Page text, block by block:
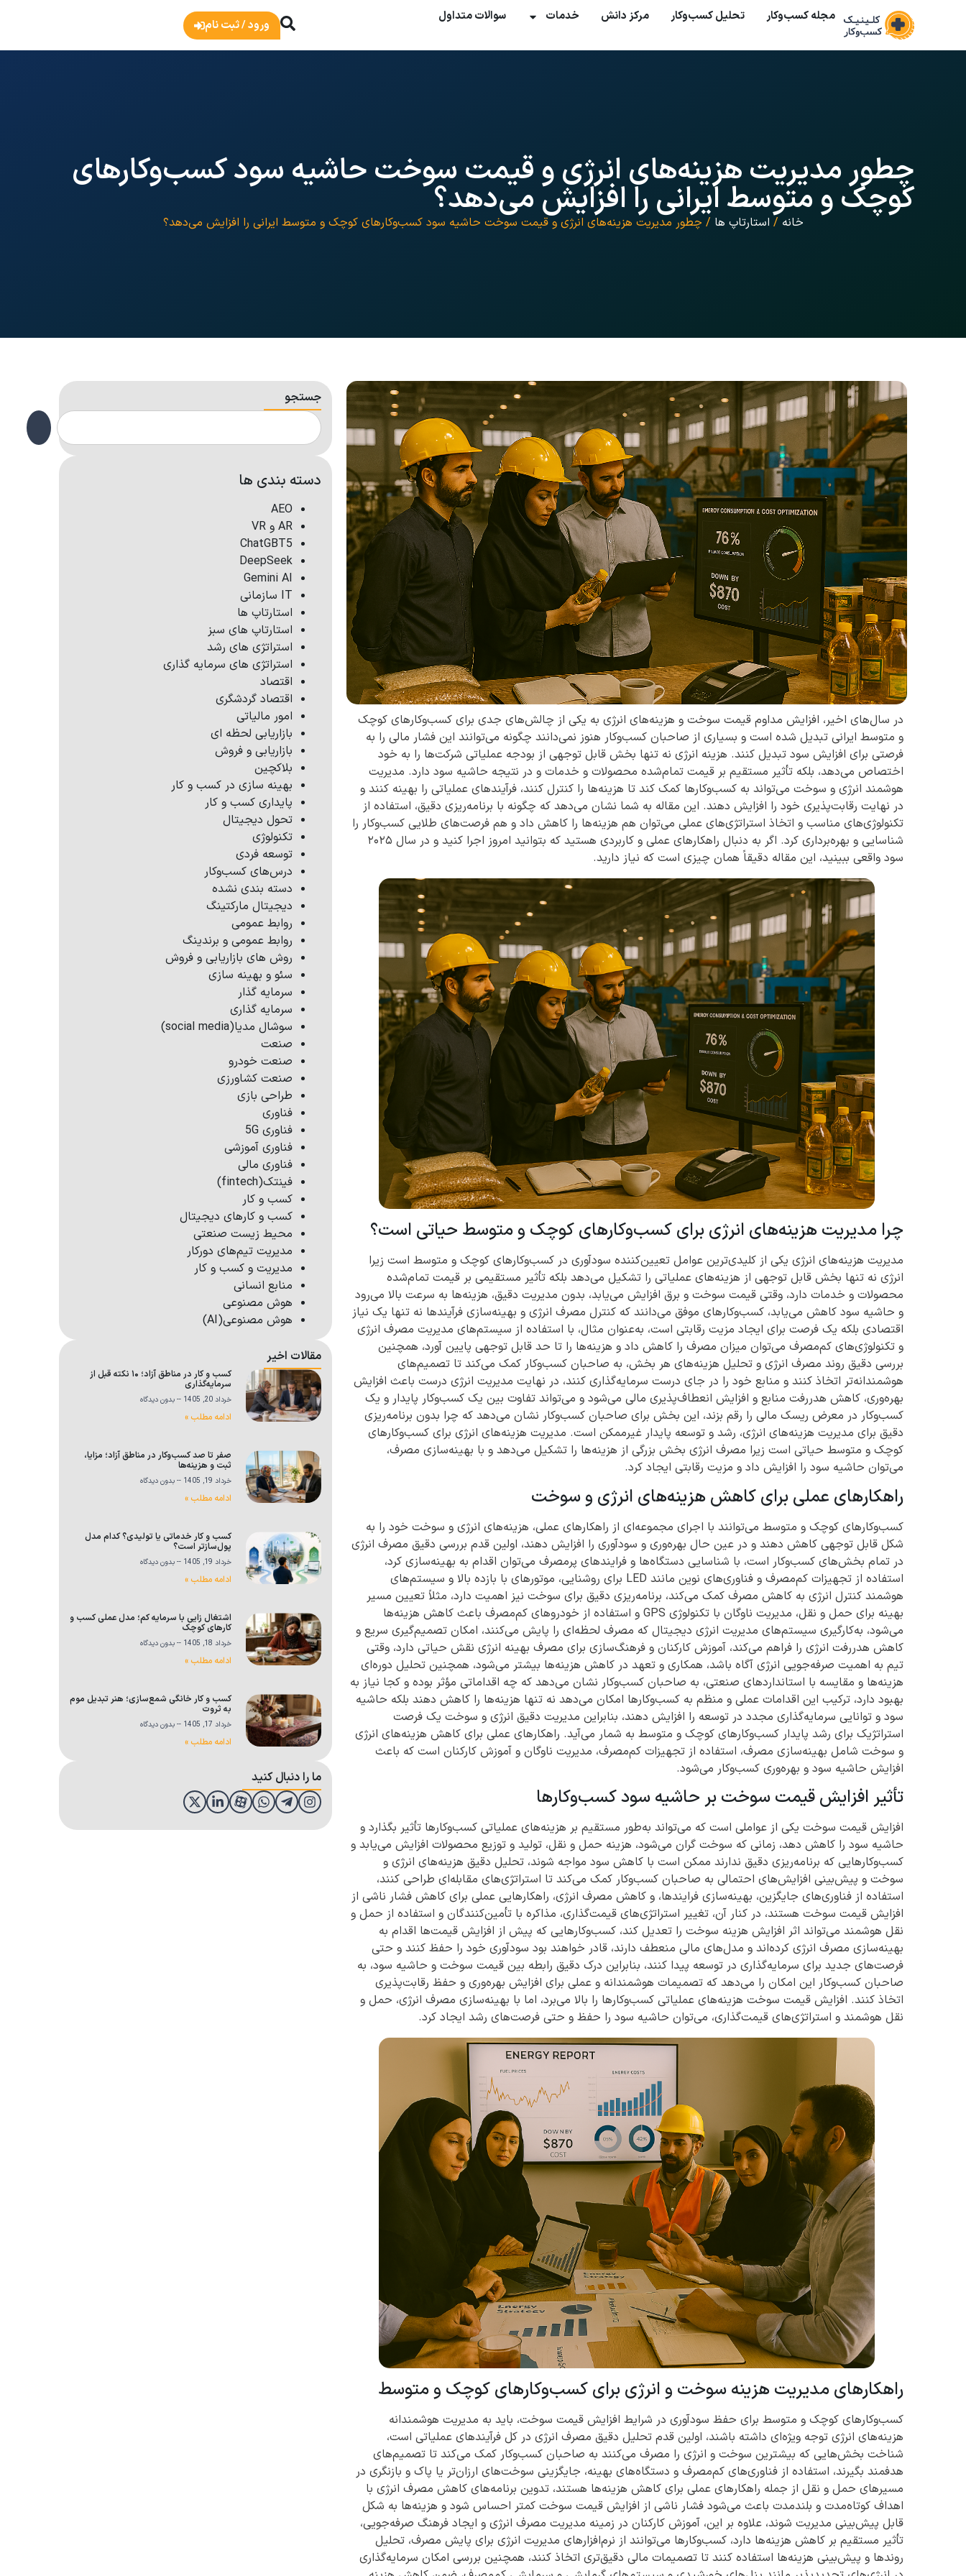
مجله کسب‌وکار تحلیل کسب‌و‌کار مرکز دانش خدمات سوالات متداول
ورود / ثبت نام
چطور مدیریت هزینه‌های انرژی و قیمت سوخت حاشیه سود کسب‌وکارهای
کوچک و متوسط ایرانی را افزایش می‌دهد؟
خانه / استارتاپ ها / چطور مدیریت هزینه‌های انرژی و قیمت سوخت حاشیه سود کسب‌وکارهای کوچک و متوسط ایرانی را افزایش می‌دهد؟
در سال‌های اخیر، افزایش مداوم قیمت سوخت و هزینه‌های انرژی به یکی از چالش‌های جدی برای کسب‌وکارهای کوچک
و متوسط ایرانی تبدیل شده است و بسیاری از صاحبان کسب‌وکار هنوز نمی‌دانند چگونه می‌توانند این فشار مالی را به
فرصتی برای افزایش سود تبدیل کنند. هزینه انرژی نه تنها بخش قابل توجهی از بودجه عملیاتی شرکت‌ها را به خود
اختصاص می‌دهد، بلکه تأثیر مستقیم بر قیمت تمام‌شده محصولات و خدمات و در نتیجه حاشیه سود دارد. مدیریت
هوشمند انرژی و سوخت می‌تواند به کسب‌وکارها کمک کند تا هزینه‌ها را کنترل کنند، فرآیندهای عملیاتی را بهینه کنند و
در نهایت رقابت‌پذیری خود را افزایش دهند. این مقاله به شما نشان می‌دهد که چگونه با برنامه‌ریزی دقیق، استفاده از
تکنولوژی‌های مناسب و اتخاذ استراتژی‌های عملی می‌توان هم هزینه‌ها را کاهش داد و هم فرصت‌های طلایی کسب‌وکار را
شناسایی و بهره‌برداری کرد. اگر به دنبال راهکارهای عملی و کاربردی هستید که بتوانید امروز اجرا کنید و در سال ۲۰۲۵
سود واقعی ببینید، این مقاله دقیقاً همان چیزی است که نیاز دارید.
چرا مدیریت هزینه‌های انرژی برای کسب‌وکارهای کوچک و متوسط حیاتی است؟
مدیریت هزینه‌های انرژی یکی از کلیدی‌ترین عوامل تعیین‌کننده سودآوری در کسب‌وکارهای کوچک و متوسط است زیرا
انرژی نه تنها بخش قابل توجهی از هزینه‌های عملیاتی را تشکیل می‌دهد بلکه تأثیر مستقیمی بر قیمت تمام‌شده
محصولات و خدمات دارد، وقتی قیمت سوخت و برق افزایش می‌یابد، بدون مدیریت دقیق، هزینه‌ها به سرعت بالا می‌رود
و حاشیه سود کاهش می‌یابد، کسب‌وکارهای موفق می‌دانند که کنترل مصرف انرژی و بهینه‌سازی فرآیندها نه تنها یک نیاز
اقتصادی بلکه یک فرصت برای ایجاد مزیت رقابتی است، به‌عنوان مثال، با استفاده از سیستم‌های مدیریت مصرف انرژی
و تکنولوژی‌های کم‌مصرف می‌توان میزان مصرف را کاهش داد و هزینه‌ها را تا حد قابل توجهی پایین آورد، همچنین
بررسی دقیق روند مصرف انرژی و تحلیل هزینه‌های هر بخش، به صاحبان کسب‌وکار کمک می‌کند تا تصمیم‌های
هوشمندانه‌تر اتخاذ کنند و منابع خود را در جای درست سرمایه‌گذاری کنند، در نهایت مدیریت انرژی درست باعث افزایش
بهره‌وری، کاهش هدررفت منابع و افزایش انعطاف‌پذیری مالی می‌شود و می‌تواند تفاوت بین یک کسب‌وکار پایدار و یک
کسب‌وکار در معرض ریسک مالی را رقم بزند، این بخش برای صاحبان کسب‌وکار نشان می‌دهد که چرا بدون برنامه‌ریزی
دقیق برای مدیریت هزینه‌های انرژی، رشد و توسعه پایدار غیرممکن است. مدیریت هزینه‌های انرژی برای کسب‌وکارهای
کوچک و متوسط حیاتی است زیرا مصرف انرژی بخش بزرگی از هزینه‌ها را تشکیل می‌دهد و با بهینه‌سازی مصرف،
می‌توان حاشیه سود را افزایش داد و مزیت رقابتی ایجاد کرد.
راهکارهای عملی برای کاهش هزینه‌های انرژی و سوخت
کسب‌وکارهای کوچک و متوسط می‌توانند با اجرای مجموعه‌ای از راهکارهای عملی، هزینه‌های انرژی و سوخت خود را به
شکل قابل توجهی کاهش دهند و در عین حال بهره‌وری و سودآوری را افزایش دهند، اولین قدم بررسی دقیق مصرف انرژی
در تمام بخش‌های کسب‌وکار است، با شناسایی دستگاه‌ها و فرایندهای پرمصرف می‌توان اقدام به بهینه‌سازی کرد،
استفاده از تجهیزات کم‌مصرف و فناوری‌های نوین مانند LED برای روشنایی، موتورهای با بازده بالا و سیستم‌های
هوشمند کنترل انرژی به کاهش مصرف کمک می‌کند، برنامه‌ریزی دقیق برای سوخت نیز اهمیت دارد، مثلاً تعیین مسیر
بهینه برای حمل و نقل، مدیریت ناوگان با تکنولوژی GPS و استفاده از خودروهای کم‌مصرف باعث کاهش هزینه‌ها
می‌شود، به‌کارگیری سیستم‌های مدیریت انرژی دیجیتال که مصرف لحظه‌ای را پایش می‌کنند، امکان تصمیم‌گیری سریع و
کاهش هدررفت انرژی را فراهم می‌کند، آموزش کارکنان و فرهنگ‌سازی برای مصرف بهینه انرژی نقش حیاتی دارد، وقتی
تیم به اهمیت صرفه‌جویی انرژی آگاه باشد، همکاری و تعهد در کاهش هزینه‌ها بیشتر می‌شود، همچنین تحلیل دوره‌ای
هزینه‌ها و مقایسه با استانداردهای صنعتی، به صاحبان کسب‌وکار نشان می‌دهد که چه اقداماتی مؤثر بوده و کجا نیاز به
بهبود دارد، ترکیب این اقدامات عملی و منظم به کسب‌وکارها امکان می‌دهد نه تنها هزینه‌ها را کاهش دهند بلکه حاشیه
سود و توانایی سرمایه‌گذاری مجدد در توسعه را افزایش دهند، بنابراین مدیریت دقیق انرژی و سوخت یک فرصت
استراتژیک برای رشد پایدار کسب‌وکارهای کوچک و متوسط به شمار می‌آید. راهکارهای عملی برای کاهش هزینه‌های انرژی
و سوخت شامل بهینه‌سازی مصرف، استفاده از تجهیزات کم‌مصرف، مدیریت ناوگان و آموزش کارکنان است که باعث
افزایش حاشیه سود و بهره‌وری کسب‌وکار می‌شود.
تأثیر افزایش قیمت سوخت بر حاشیه سود کسب‌وکارها
افزایش قیمت سوخت یکی از عواملی است که می‌تواند به‌طور مستقیم بر هزینه‌های عملیاتی کسب‌وکارها تأثیر بگذارد و
حاشیه سود را کاهش دهد، زمانی که سوخت گران می‌شود، هزینه حمل و نقل، تولید و توزیع محصولات افزایش می‌یابد و
کسب‌وکارهایی که برنامه‌ریزی دقیق ندارند ممکن است با کاهش سود مواجه شوند، تحلیل دقیق هزینه‌های انرژی و
سوخت و پیش‌بینی افزایش‌های احتمالی به صاحبان کسب‌وکار کمک می‌کند تا استراتژی‌های مقابله‌ای طراحی کنند،
استفاده از فناوری‌های جایگزین، بهینه‌سازی فرایندها، و کاهش مصرف انرژی، راهکارهایی عملی برای کاهش فشار ناشی از
افزایش قیمت سوخت هستند، در کنار آن، تغییر استراتژی‌های قیمت‌گذاری، مذاکره با تأمین‌کنندگان و استفاده از حمل و
نقل هوشمند می‌تواند اثر افزایش هزینه سوخت را تعدیل کند، کسب‌وکارهایی که پیش از افزایش قیمت‌ها اقدام به
بهینه‌سازی مصرف انرژی کرده‌اند و مدل‌های مالی منعطف دارند، قادر خواهند بود سودآوری خود را حفظ کنند و حتی
فرصت‌های جدید برای سرمایه‌گذاری در توسعه پیدا کنند، بنابراین درک دقیق رابطه بین قیمت سوخت و حاشیه سود، به
صاحبان کسب‌وکار این امکان را می‌دهد که تصمیمات هوشمندانه و عملی برای افزایش بهره‌وری و حفظ رقابت‌پذیری
اتخاذ کنند. افزایش قیمت سوخت هزینه‌های عملیاتی کسب‌وکارها را بالا می‌برد، اما با بهینه‌سازی مصرف انرژی، حمل و
نقل هوشمند و استراتژی‌های قیمت‌گذاری، می‌توان حاشیه سود را حفظ و حتی فرصت‌های رشد ایجاد کرد.
راهکارهای مدیریت هزینه سوخت و انرژی برای کسب‌وکارهای کوچک و متوسط
کسب‌وکارهای کوچک و متوسط برای حفظ سودآوری در شرایط افزایش قیمت سوخت، باید به مدیریت هوشمندانه
هزینه‌های انرژی توجه ویژه‌ای داشته باشند، اولین قدم تحلیل دقیق مصرف انرژی در کل فرآیندهای عملیاتی است،
شناخت بخش‌هایی که بیشترین سوخت و انرژی را مصرف می‌کنند به صاحبان کسب‌وکار کمک می‌کند تا تصمیم‌های
هدفمند بگیرند، استفاده از فناوری‌های کم‌مصرف و دستگاه‌های بهینه، جایگزینی سوخت‌های ارزان‌تر یا پاک و بازنگری در
مسیرهای حمل و نقل از جمله راهکارهای عملی برای کاهش هزینه‌ها هستند، تدوین برنامه‌های کاهش مصرف انرژی با
اهداف کوتاه‌مدت و بلندمدت باعث می‌شود فشار ناشی از افزایش قیمت سوخت کمتر احساس شود و هزینه‌ها به شکل
قابل پیش‌بینی مدیریت شوند، علاوه بر این، آموزش کارکنان در زمینه مدیریت مصرف انرژی و ایجاد فرهنگ صرفه‌جویی،
تأثیر مستقیم بر کاهش هزینه‌ها دارد، کسب‌وکارها می‌توانند از نرم‌افزارهای مدیریت انرژی برای پایش مصرف، تحلیل
روندها و پیش‌بینی هزینه‌ها استفاده کنند تا تصمیمات مالی دقیق‌تری اتخاذ کنند، همچنین بررسی امکان سرمایه‌گذاری
جستجو
دسته بندی ها
AEO
AR و VR
ChatGBT5
DeepSeek
Gemini AI
IT سازمانی
استارتاپ ها
استارتاپ های سبز
استراتژی های رشد
استراتژی های سرمایه گذاری
اقتصاد
اقتصاد گردشگری
امور مالیاتی
بازاریابی لحظه ای
بازاریابی و فروش
بلاکچین
بهینه سازی در کسب و کار
پایداری کسب و کار
تحول دیجیتال
تکنولوژی
توسعه فردی
درس‌های کسب‌وکار
دسته بندی نشده
دیجیتال مارکتینگ
روابط عمومی
روابط عمومی و برندینگ
روش های بازاریابی و فروش
سئو و بهینه سازی
سرمایه گذار
سرمایه گذاری
سوشال مدیا(social media)
صنعت
صنعت خودرو
صنعت کشاورزی
طراحی بازی
فناوری
فناوری 5G
فناوری آموزشی
فناوری مالی
فینتک(fintech)
کسب و کار
کسب و کارهای دیجیتال
محیط زیست صنعتی
مدیریت تیم‌های دورکار
مدیریت و کسب و کار
منابع انسانی
هوش مصنوعی
هوش مصنوعی(AI)
مقالات اخیر
کسب و کار در مناطق آزاد؛ ۱۰ نکته قبل از
سرمایه‌گذاری
خرداد 20, 1405 بدون دیدگاه
ادامه مطلب »
صفر تا صد کسب‌وکار در مناطق آزاد؛ مزایا،
ثبت و هزینه‌ها
خرداد 19, 1405 بدون دیدگاه
ادامه مطلب »
کسب و کار خدماتی یا تولیدی؟ کدام مدل
پول‌سازتر است؟
خرداد 19, 1405 بدون دیدگاه
ادامه مطلب »
اشتغال زایی با سرمایه کم؛ مدل عملی کسب و
کارهای کوچک
خرداد 18, 1405 بدون دیدگاه
ادامه مطلب »
کسب و کار خانگی شمع‌سازی؛ هنر تبدیل موم
به ثروت
خرداد 17, 1405 بدون دیدگاه
ادامه مطلب »
ما را دنبال کنید